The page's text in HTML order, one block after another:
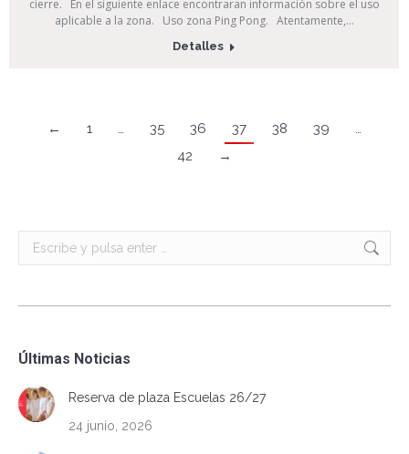
cierre. En el siguiente enlace encontraran información sobre el uso
aplicable a la zona. Uso zona Ping Pong. Atentamente,…
Detalles
← 1 … 35 36 37 38 39
…
42
→
Buscar:
Últimas Noticias
Reserva de plaza Escuelas 26/27
24 junio, 2026